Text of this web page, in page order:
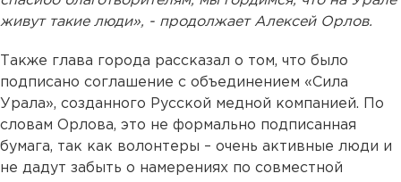
живут такие люди», - продолжает Алексей Орлов.
Также глава города рассказал о том, что было
подписано соглашение с объединением «Сила
Урала», созданного Русской медной компанией. По
словам Орлова, это не формально подписанная
бумага, так как волонтеры – очень активные люди и
не дадут забыть о намерениях по совместной